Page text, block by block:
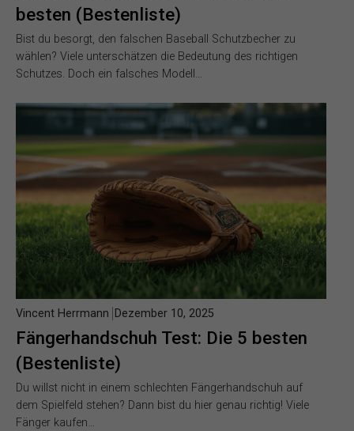
besten (Bestenliste)
Bist du besorgt, den falschen Baseball Schutzbecher zu
wählen? Viele unterschätzen die Bedeutung des richtigen
Schutzes. Doch ein falsches Modell…
Fängerhandschuh Test: Die 5 besten
(Bestenliste)
Vincent Herrmann Dezember 10, 2025
Du willst nicht in einem schlechten Fängerhandschuh auf
dem Spielfeld stehen? Dann bist du hier genau richtig! Viele
Fänger kaufen…